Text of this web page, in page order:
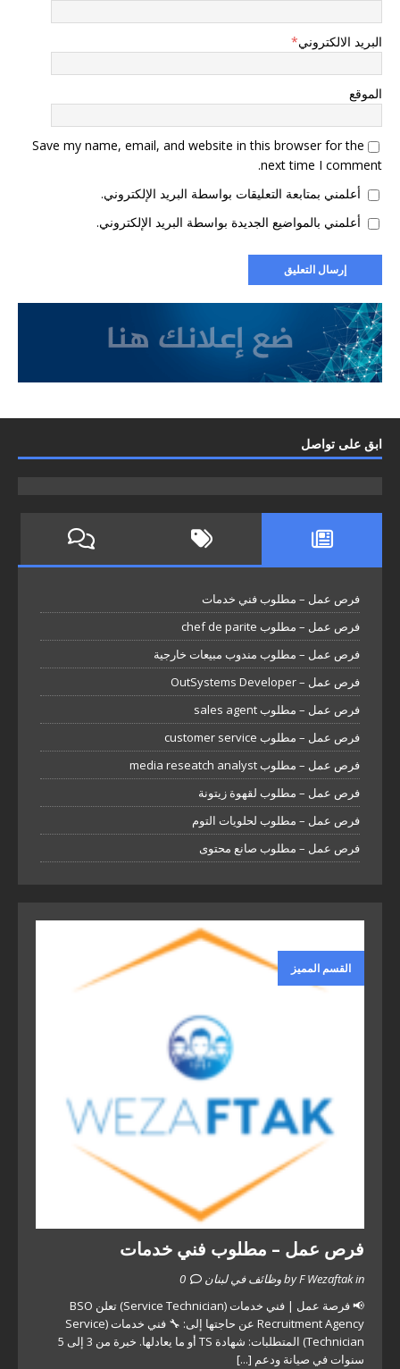
البريد الالكتروني*
الموقع
Save my name, email, and website in this browser for the
next time I comment.
أعلمني بمتابعة التعليقات بواسطة البريد الإلكتروني.
أعلمني بالمواضيع الجديدة بواسطة البريد الإلكتروني.
ابق على تواصل
فرص عمل – مطلوب فني خدمات
فرص عمل – مطلوب chef de parite
فرص عمل – مطلوب مندوب مبيعات خارجية
فرص عمل – OutSystems Developer
فرص عمل – مطلوب sales agent
فرص عمل – مطلوب customer service
فرص عمل – مطلوب media reseatch analyst
فرص عمل – مطلوب لقهوة زيتونة
فرص عمل – مطلوب لحلويات التوم
فرص عمل – مطلوب صانع محتوى
القسم المميز
فرص عمل – مطلوب فني خدمات
by F Wezaftak in وظائف في لبنان
0
📢 فرصة عمل | فني خدمات (Service Technician) تعلن BSO
Recruitment Agency عن حاجتها إلى: 🔧 فني خدمات (Service
Technician) المتطلبات: شهادة TS أو ما يعادلها. خبرة من 3 إلى 5
سنوات في صيانة ودعم [...]